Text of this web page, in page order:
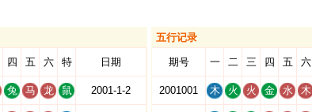
四 五 六 特 日期
兔 马 龙 鼠 2001-1-2
五行记录
期号 一 二 三 四 五 六
2001001 木 火 火 金 水 木